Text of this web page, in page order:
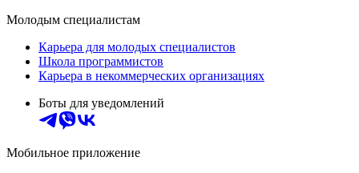
Молодым специалистам
Карьера для молодых специалистов
Школа программистов
Карьера в некоммерческих организациях
Боты для уведомлений
Мобильное приложение